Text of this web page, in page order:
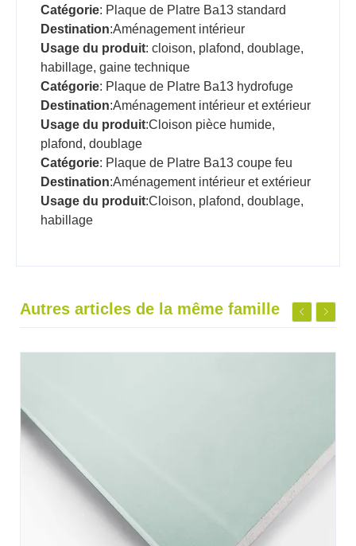
Catégorie: Plaque de Platre Ba13 standard
Destination:Aménagement intérieur
Usage du produit: cloison, plafond, doublage,
habillage, gaine technique
Catégorie: Plaque de Platre Ba13 hydrofuge
Destination:Aménagement intérieur et extérieur
Usage du produit:Cloison pièce humide,
plafond, doublage
Catégorie: Plaque de Platre Ba13 coupe feu
Destination:Aménagement intérieur et extérieur
Usage du produit:Cloison, plafond, doublage,
habillage
Autres articles de la même famille